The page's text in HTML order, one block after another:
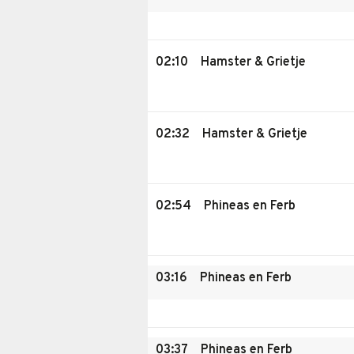
02:10 Hamster & Grietje
02:32 Hamster & Grietje
02:54 Phineas en Ferb
03:16 Phineas en Ferb
03:37 Phineas en Ferb